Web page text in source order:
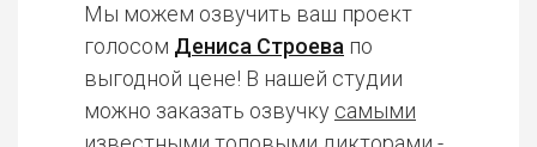
Мы можем озвучить ваш проект
голосом Дениса Строева по
выгодной цене! В нашей студии
можно заказать озвучку самыми